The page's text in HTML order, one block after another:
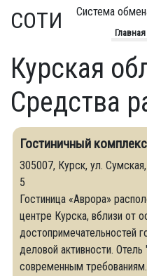
СОТИ Система
Главная
Курская
Средства
Гостиничный
305007, Курск, ул.
5
Гостиница «Аврора»
центре Курска, вблизи от
достопримечательностей
деловой активности.
современным